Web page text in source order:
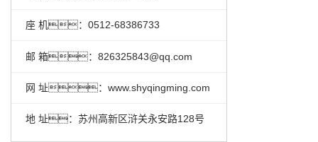
座 机：0512-68386733
邮 箱：826325843@qq.com
网 址：www.shyqingming.com
地 址：苏州高新区浒关永安路128号